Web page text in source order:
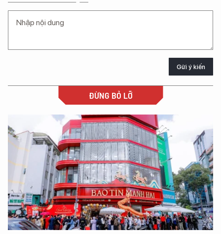
Gửi ý kiến
ĐỪNG BỎ LỠ